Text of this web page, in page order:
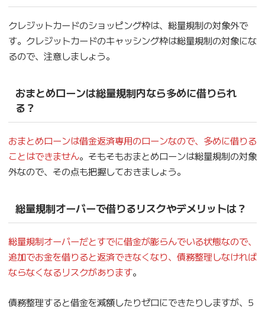
クレジットカードのショッピング枠は、総量規制の対象外で
す。クレジットカードのキャッシング枠は総量規制の対象にな
るので、注意しましょう。
おまとめローンは総量規制内なら多めに借りられ
る？
おまとめローンは借金返済専用のローンなので、多めに借りる
ことはできません。そもそもおまとめローンは総量規制の対象
外なので、その点も把握しておきましょう。
総量規制オーバーで借りるリスクやデメリットは？
総量規制オーバーだとすでに借金が膨らんでいる状態なので、
追加でお金を借りると返済できなくなり、債務整理しなければ
ならなくなるリスクがあります。
債務整理すると借金を減額したりゼロにできたりしますが、5